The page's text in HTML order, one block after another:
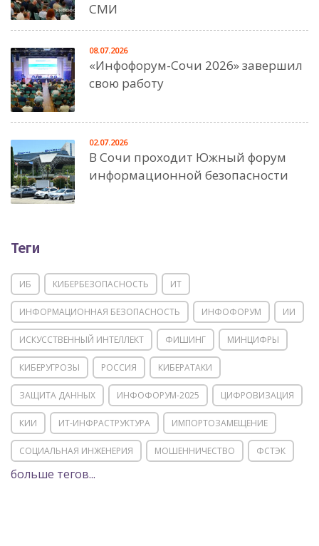
СМИ
«Инфофорум-Сочи 2026» завершил
свою работу
08.07.2026
В Сочи проходит Южный форум
информационной безопасности
02.07.2026
Теги
ИБ КИБЕРБЕЗОПАСНОСТЬ ИТ
ИНФОРМАЦИОННАЯ БЕЗОПАСНОСТЬ ИНФОФОРУМ ИИ
ИСКУССТВЕННЫЙ ИНТЕЛЛЕКТ ФИШИНГ МИНЦИФРЫ
КИБЕРУГРОЗЫ РОССИЯ КИБЕРАТАКИ
ЗАЩИТА ДАННЫХ ИНФОФОРУМ-2025 ЦИФРОВИЗАЦИЯ
КИИ ИТ-ИНФРАСТРУКТУРА ИМПОРТОЗАМЕЩЕНИЕ
СОЦИАЛЬНАЯ ИНЖЕНЕРИЯ МОШЕННИЧЕСТВО ФСТЭК
POSITIVE TECHNOLOGIES
больше тегов...